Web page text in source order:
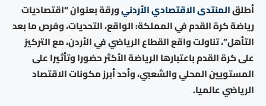
أطلقالمنتدى الاقتصادي الأردنيورقة بعنوان “اقتصاديات
رياضة كرة القدم في المملكة: الواقع، التحديات، وفرص ما بعد
التأهل”، تناولت واقع القطاع الرياضي في الأردن، مع التركيز
على كرة القدم باعتبارها الرياضة الأكثر حضورا وتأثيرا على
المستويين المحلي والشعبي، وأحد أبرز مكونات الاقتصاد
الرياضي عالميا.